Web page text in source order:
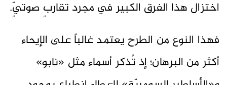
اختزال هذا الفرق الكبير في مجرد تقاربٍ صوتيٍّ.
فهذا النوع من الطرح يعتمد غالباً على الإيحاء
أكثر من البرهان؛ إذ تُذكر أسماء مثل «نابو»